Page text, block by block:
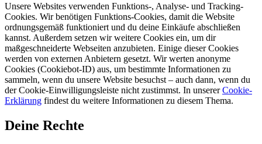
Unsere Websites verwenden Funktions-, Analyse- und Tracking-
Cookies. Wir benötigen Funktions-Cookies, damit die Website
ordnungsgemäß funktioniert und du deine Einkäufe abschließen
kannst. Außerdem setzen wir weitere Cookies ein, um dir
maßgeschneiderte Webseiten anzubieten. Einige dieser Cookies
werden von externen Anbietern gesetzt. Wir werten anonyme
Cookies (Cookiebot-ID) aus, um bestimmte Informationen zu
sammeln, wenn du unsere Website besuchst – auch dann, wenn du
der Cookie-Einwilligungsleiste nicht zustimmst. In unsererCookie-
Erklärung findest du weitere Informationen zu diesem Thema.
Deine Rechte